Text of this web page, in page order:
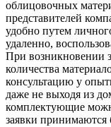
облицовочных
представителей
удобно путем
удаленно,
При возникновении
количества
консультацию у
даже не выходя из
комплектующие
заявки